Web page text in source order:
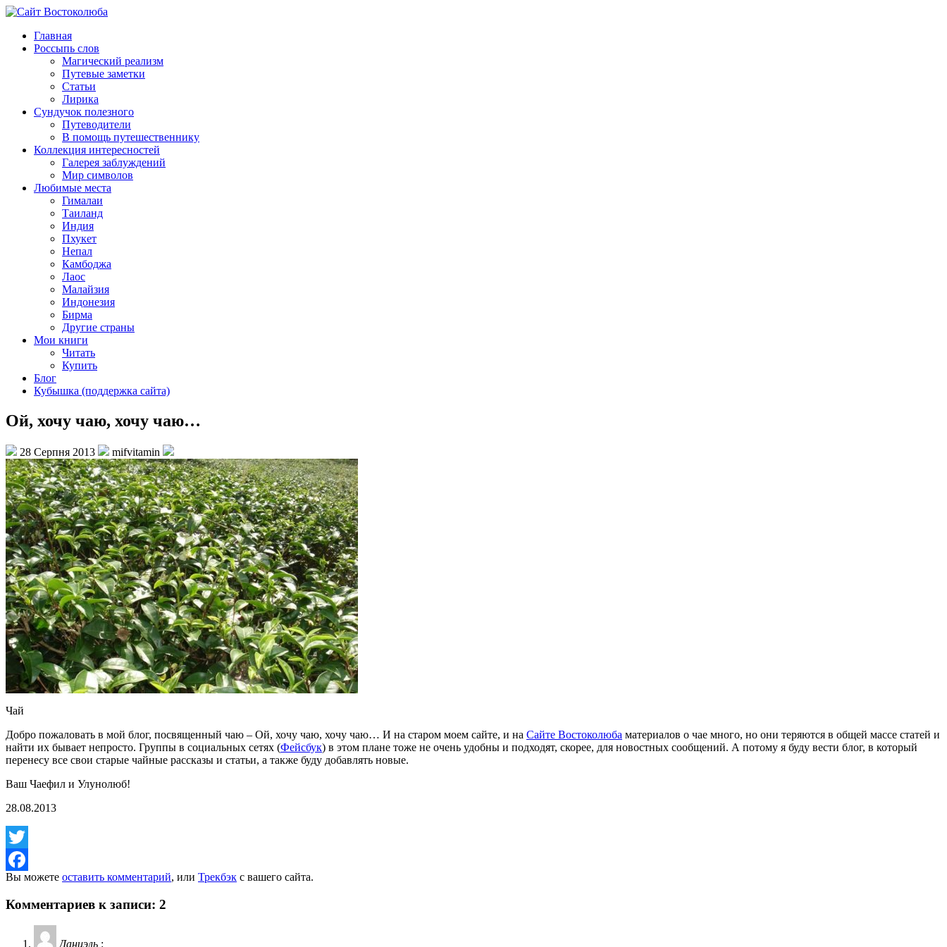
Главная
Россыпь слов
Магический реализм
Путевые заметки
Статьи
Лирика
Сундучок полезного
Путеводители
В помощь путешественнику
Коллекция интересностей
Галерея заблуждений
Мир символов
Любимые места
Гималаи
Таиланд
Индия
Пхукет
Непал
Камбоджа
Лаос
Малайзия
Индонезия
Бирма
Другие страны
Мои книги
Читать
Купить
Блог
Кубышка (поддержка сайта)
Ой, хочу чаю, хочу чаю…
28 Серпня 2013 mifvitamin
Чай
Добро пожаловать в мой блог, посвященный чаю – Ой, хочу чаю, хочу чаю… И на старом моем сайте, и на Сайте Востоколюба материалов о чае много, но они теряются в общей массе статей и
найти их бывает непросто. Группы в социальных сетях (Фейсбук) в этом плане тоже не очень удобны и подходят, скорее, для новостных сообщений. А потому я буду вести блог, в который
перенесу все свои старые чайные рассказы и статьи, а также буду добавлять новые.
Ваш Чаефил и Улунолюб!
28.08.2013
Twitter
Facebook
Вы можете оставить комментарий, или Трекбэк с вашего сайта.
Комментариев к записи: 2
Даниэль :